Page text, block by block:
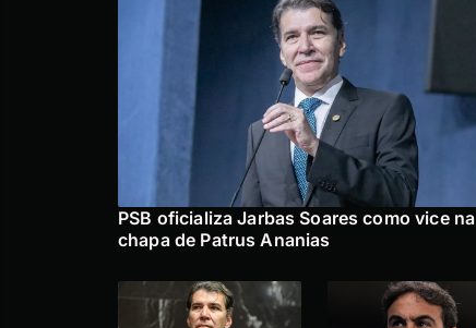
PSB oficializa Jarbas Soares como vice na
chapa de Patrus Ananias